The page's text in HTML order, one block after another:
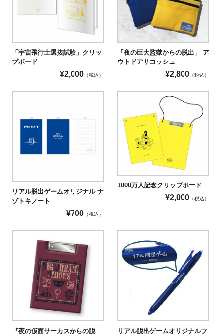
「宇宙飛行士選抜試験」クリッ
プボード
¥2,000 （税込）
「夜の巨大監獄からの脱出」 ア
ウトドアサコッシュ
¥2,800 （税込）
リアル脱出ゲームオリジナル ナ
ゾトキノート
¥700 （税込）
1000万人記念クリップボード
¥2,000 （税込）
『夜の仮面サーカスからの脱
リアル脱出ゲームオリジナルフ